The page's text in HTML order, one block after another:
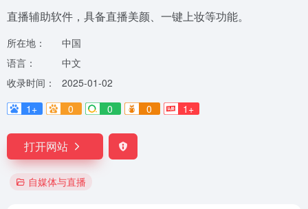
直播辅助软件，具备直播美颜、一键上妆等功能。
所在地：
中国
语言：
中文
收录时间：
2025-01-02
1+
0 0 0 1+
打开网站
自媒体与直播